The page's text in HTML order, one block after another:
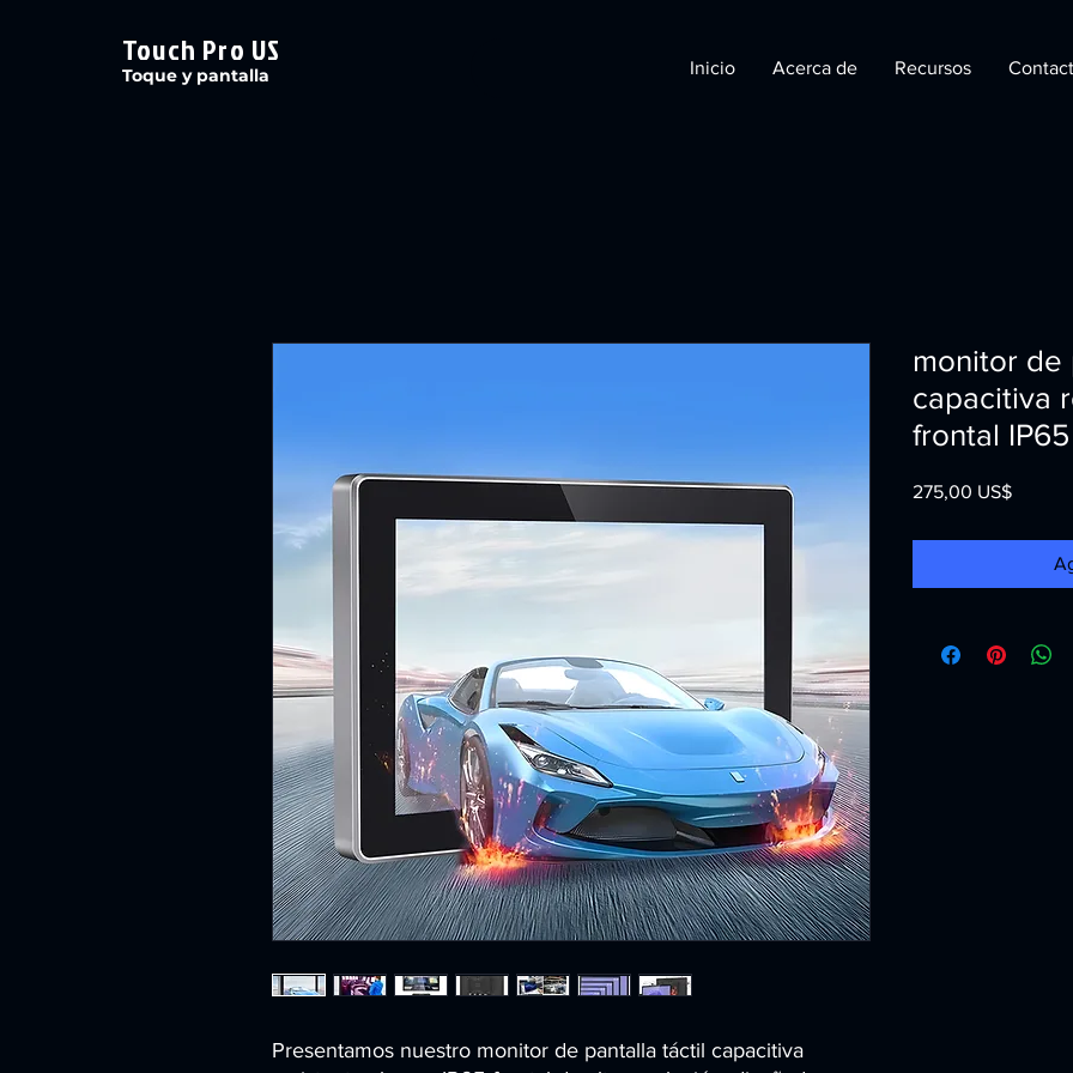
Touch Pro US
Toque y pantalla Inicio Acerca de Recursos
Presentamos nuestro monitor de pantalla táctil capacitiva
monitor de
capacitiva
frontal
275,00 US$Precio